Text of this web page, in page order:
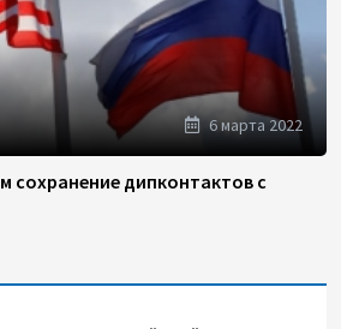
6 марта 2022
дипконтактов с